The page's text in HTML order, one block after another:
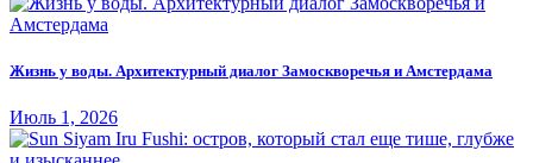
Жизнь у воды. Архитектурный диалог Замоскворечья и Амстердама
Июль 1, 2026